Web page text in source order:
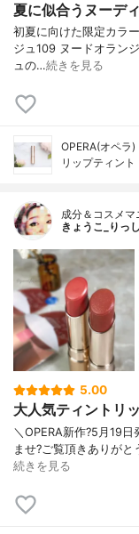
夏に似合うヌーデ
初夏に向けた限定カラ
ジュ109 ヌードオラン
ュの…続きを見る
OPERA(オペラ)
リップティント
成分＆コスメ
きょうこ_りっ
5.00
大人気ティントリ
＼OPERA新作?5月19
ませ? ご覧頂きありが
続きを見る